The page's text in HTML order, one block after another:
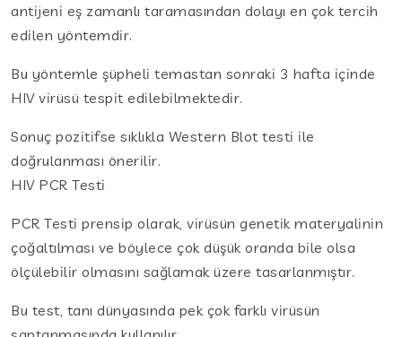
antijeni eş zamanlı taramasından dolayı en çok tercih
edilen yöntemdir.
Bu yöntemle şüpheli temastan sonraki 3 hafta içinde
HIV virüsü tespit edilebilmektedir.
Sonuç pozitifse sıklıkla Western Blot testi ile
doğrulanması önerilir.
HIV PCR Testi
PCR Testi prensip olarak, virüsün genetik materyalinin
çoğaltılması ve böylece çok düşük oranda bile olsa
ölçülebilir olmasını sağlamak üzere tasarlanmıştır.
Bu test, tanı dünyasında pek çok farklı virüsün